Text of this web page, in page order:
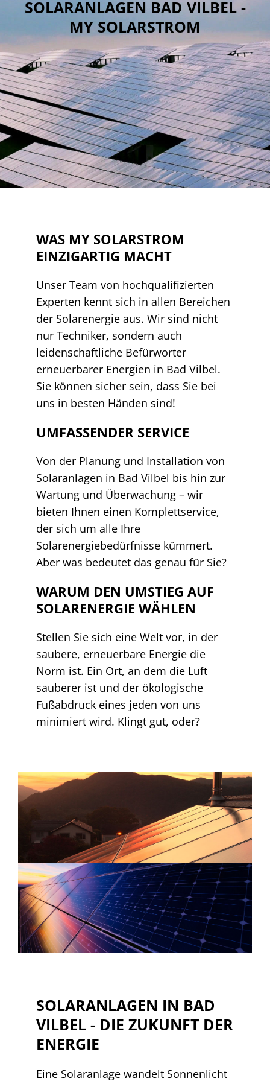
SOLARANLAGEN BAD VILBEL -
MY SOLARSTROM
WAS MY SOLARSTROM
EINZIGARTIG MACHT
Unser Team von hochqualifizierten
Experten kennt sich in allen Bereichen
der Solarenergie aus. Wir sind nicht
nur Techniker, sondern auch
leidenschaftliche Befürworter
erneuerbarer Energien in Bad Vilbel.
Sie können sicher sein, dass Sie bei
uns in besten Händen sind!
UMFASSENDER SERVICE
Von der Planung und Installation von
Solaranlagen in Bad Vilbel bis hin zur
Wartung und Überwachung – wir
bieten Ihnen einen Komplettservice,
der sich um alle Ihre
Solarenergiebedürfnisse kümmert.
Aber was bedeutet das genau für Sie?
WARUM DEN UMSTIEG AUF
SOLARENERGIE WÄHLEN
Stellen Sie sich eine Welt vor, in der
saubere, erneuerbare Energie die
Norm ist. Ein Ort, an dem die Luft
sauberer ist und der ökologische
Fußabdruck eines jeden von uns
minimiert wird. Klingt gut, oder?
SOLARANLAGEN IN BAD
VILBEL - DIE ZUKUNFT DER
ENERGIE
Eine Solaranlage wandelt Sonnenlicht